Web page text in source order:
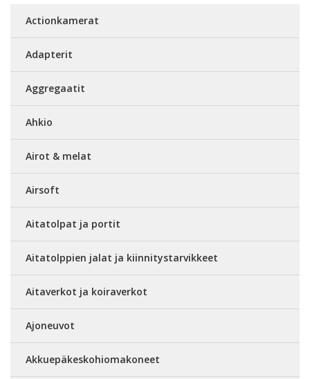
Actionkamerat
Adapterit
Aggregaatit
Ahkio
Airot & melat
Airsoft
Aitatolpat ja portit
Aitatolppien jalat ja kiinnitystarvikkeet
Aitaverkot ja koiraverkot
Ajoneuvot
Akkuepäkeskohiomakoneet